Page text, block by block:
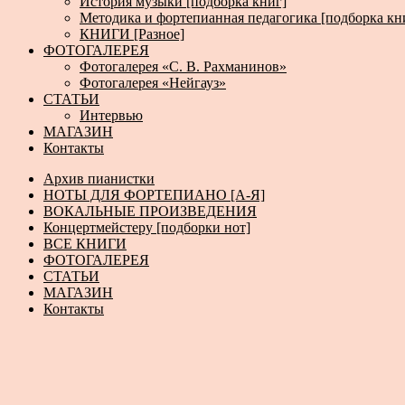
Методика и фортепианная педагогика [подборка
КНИГИ [Разное]
ФОТОГАЛЕРЕЯ
Фотогалерея «С. В. Рахманинов»
Фотогалерея «Нейгауз»
СТАТЬИ
Интервью
МАГАЗИН
Контакты
Архив пианистки
НОТЫ ДЛЯ ФОРТЕПИАНО [А-Я]
ВОКАЛЬНЫЕ ПРОИЗВЕДЕНИЯ
Концертмейстеру [подборки нот]
ВСЕ КНИГИ
ФОТОГАЛЕРЕЯ
СТАТЬИ
МАГАЗИН
Контакты